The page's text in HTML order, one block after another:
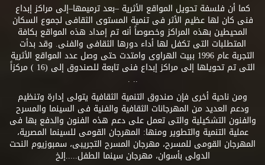
كما أن فلسفة تحويل المواقع الأثرية –بعد ترميمها–إلى مراكز إبداع
فنى كان لها عظيم الأثر فى تنمية المستوى الثقافى لجموع السكان
المحيطين بهذه المراكز وخصوصاً أنه تم إمداد هذه المواقع بكافة
المتطلبات التى تكفل لها أداء دورها الثقافى والفنى. وقد بدأت
التجربة عام 1996 ببيت الهراوى وامتدت حتى وصل عدد المواقع الأثرية
التى تم تحويلها إلى مراكز إبداع فنى تابعة للصندوق إلى (16 ) مركزاً
.. .
ومن ناحية أخرى فإن صندوق التنمية الثقافية يتولى إدارة وتنظيم
ودعم العديد من المهرجانات الثقافية والفنية فى السينما والمسرح
والفنون التشكيلية والتى تعمل على دعم هذه الفنون والدفع بها فى
عملية التنمية والتطوير ومنها: المهرجان القومى للسينما المصرية،
المهرجان القومى للمسرح، مهرجان المسرح التجريبى، سمبوزيوم النحت
الدولى بأسوان، مهرجان سينما الطفل.....إلخ